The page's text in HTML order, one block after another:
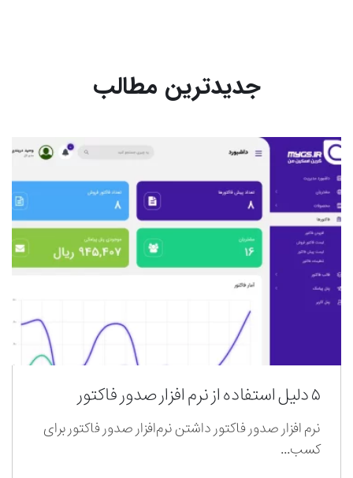
جدیدترین مطالب
۵ دلیل استفاده از نرم افزار صدور فاکتور
نرم افزار صدور فاکتور داشتن نرم‌افزار صدور فاکتور برای
کسب...